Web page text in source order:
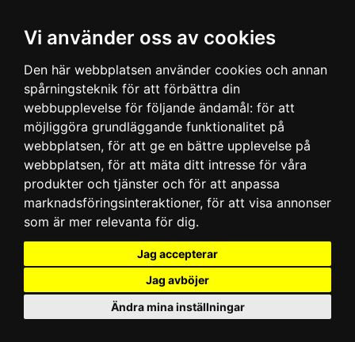
Vi använder oss av cookies
Den här webbplatsen använder cookies och annan
spårningsteknik för att förbättra din
webbupplevelse för följande ändamål: för att
möjliggöra grundläggande funktionalitet på
webbplatsen, för att ge en bättre upplevelse på
webbplatsen, för att mäta ditt intresse för våra
produkter och tjänster och för att anpassa
marknadsföringsinteraktioner, för att visa annonser
som är mer relevanta för dig.
Jag accepterar
Jag avböjer
Ändra mina inställningar